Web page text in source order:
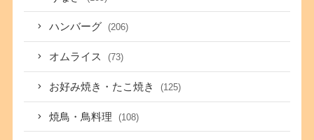
ハンバーグ (206)
オムライス (73)
お好み焼き・たこ焼き (125)
焼鳥・鳥料理 (108)